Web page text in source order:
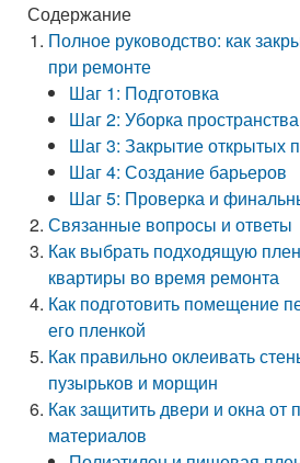
Содержание
Полное руководство: как
при ремонте
Шаг 1: Подготовка
Шаг 2: Уборка пространства
Шаг 3: Закрытие открытых
Шаг 4: Создание барьеров
Шаг 5: Проверка и
Связанные вопросы и ответы
Как выбрать подходящую
квартиры во время ремонта
Как подготовить помещение
его пленкой
Как правильно оклеивать
пузырьков и морщин
Как защитить двери и окна от
материалов